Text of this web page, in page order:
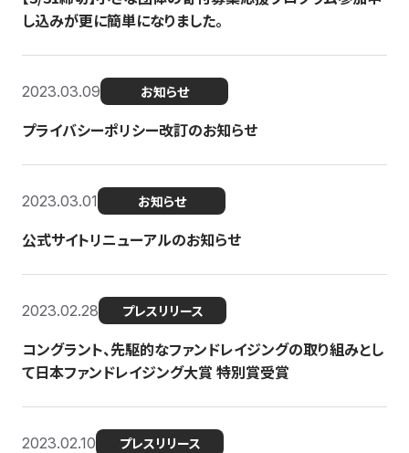
し込みが更に簡単になりました。
2023.03.09 お知らせ
プライバシーポリシー改訂のお知らせ
2023.03.01 お知らせ
公式サイトリニューアルのお知らせ
2023.02.28 プレスリリース
コングラント、先駆的なファンドレイジングの取り組みとし
て日本ファンドレイジング大賞 特別賞受賞
2023.02.10 プレスリリース